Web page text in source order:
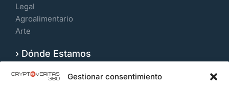
Gestionar consentimiento
Legal
Agroalimentario
Arte
› Dónde Estamos
Velázquez 109, 7º Izquierda. 28006, Madrid.